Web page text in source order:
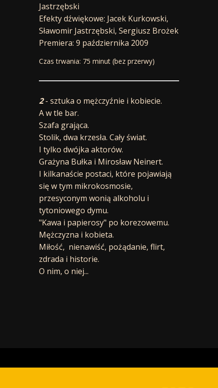
Jastrzębski
Efekty dźwiękowe: Jacek Kurkowski,
Sławomir Jastrzębski, Sergiusz Brożek
Premiera: 9 października 2009
Czas trwania: 75 minut (bez przerwy)
2- sztuka o mężczyźnie i kobiecie.
A w tle bar.
Szafa grająca.
Stolik, dwa krzesła. Cały świat.
I tylko dwójka aktorów.
Grażyna Bułka i Mirosław Neinert.
I kilkanaście postaci, które pojawiają
się w tym mikrokosmosie,
przesyconym wonią alkoholu i
tytoniowego dymu.
"Kawa i papierosy" po korezowemu.
Mężczyzna i kobieta.
Miłość, nienawiść, pożądanie, flirt,
zdrada i historie.
O nim, o niej...